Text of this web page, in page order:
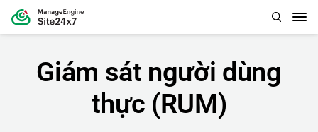
Giám sát người dùng
thực (RUM)